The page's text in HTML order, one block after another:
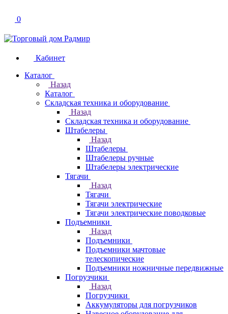
0
Кабинет
Каталог
Назад
Каталог
Складская техника и оборудование
Назад
Складская техника и оборудование
Штабелеры
Назад
Штабелеры
Штабелеры ручные
Штабелеры электрические
Тягачи
Назад
Тягачи
Тягачи электрические
Тягачи электрические поводковые
Подъемники
Назад
Подъемники
Подъемники мачтовые
телескопические
Подъемники ножничные передвижные
Погрузчики
Назад
Погрузчики
Аккумуляторы для погрузчиков